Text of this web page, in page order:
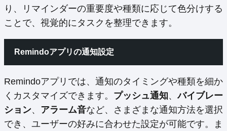
り、リマインダーの重要度や種類に応じて色分けする
ことで、視覚的にタスクを整理できます。
Remindoアプリの通知設定
Remindoアプリでは、通知のタイミングや種類を細か
くカスタマイズできます。 プッシュ通知、バイブレー
ション、 アラーム音など、さまざまな通知方法を選択
でき、ユーザーの好みに合わせた設定が可能です。ま